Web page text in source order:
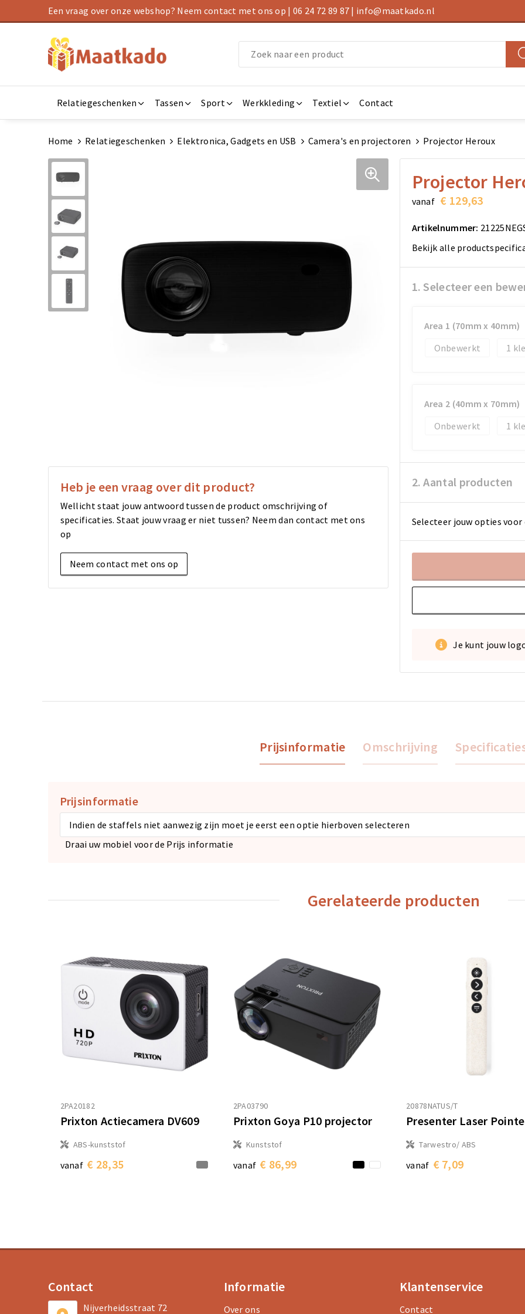
Een vraag over onze webshop? Neem contact met ons op | 06 24 72 89 87 | info@maatkado.nl
Relatiegeschenken Tassen Sport Werkkleding Textiel Contact
Home Relatiegeschenken Elektronica, Gadgets en USB Camera's en projectoren Projector Heroux
Heb je een vraag over dit product?
Wellicht staat jouw antwoord tussen de product omschrijving of
specificaties. Staat jouw vraag er niet tussen? Neem dan contact met ons
op
Neem contact met ons op
Projector
vanaf € 129,63
Artikelnummer:
Bekijk alle
1. Selecteer een
Area 1 (70mm x 40mm)
Onbewerkt
1
Area 2 (40mm x 70mm)
Onbewerkt
1
2. Aantal producten
Selecteer jouw opties voor
Je kunt jouw
Prijsinformatie Omschrijving
Prijsinformatie
Indien de staffels niet aanwezig zijn moet je eerst een optie hierboven selecteren
Draai uw mobiel voor de Prijs informatie
Gerelateerde producten
2PA20182
Prixton Actiecamera DV609
ABS-kunststof
vanaf € 28,35
2PA03790
Prixton Goya P10 projector
Kunststof
vanaf € 86,99
20878NATUS/T
Presenter Laser
Tarwestro/ ABS
vanaf € 7,09
Contact
Nijverheidsstraat 72
Informatie
Over ons
Klantenservice
Contact